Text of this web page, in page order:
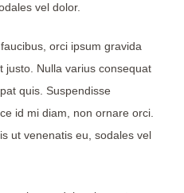
vel dolor.
orci ipsum gravida
justo. Nulla varius consequat
quis. Suspendisse
id mi diam, non ornare orci.
ut venenatis eu, sodales vel